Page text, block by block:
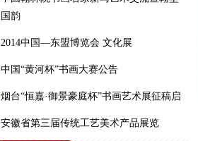
国韵
2014中国—东盟博览会 文化展
中国“黄河杯”书画大赛公告
烟台“恒嘉·御景豪庭杯”书画艺术展征稿启
安徽省第三届传统工艺美术产品展览